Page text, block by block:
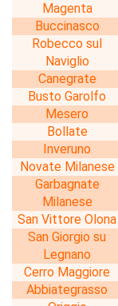
Magenta
Buccinasco
Robecco sul
Naviglio
Canegrate
Busto Garolfo
Mesero
Bollate
Inveruno
Novate Milanese
Garbagnate
Milanese
San Vittore Olona
San Giorgio su
Legnano
Cerro Maggiore
Abbiategrasso